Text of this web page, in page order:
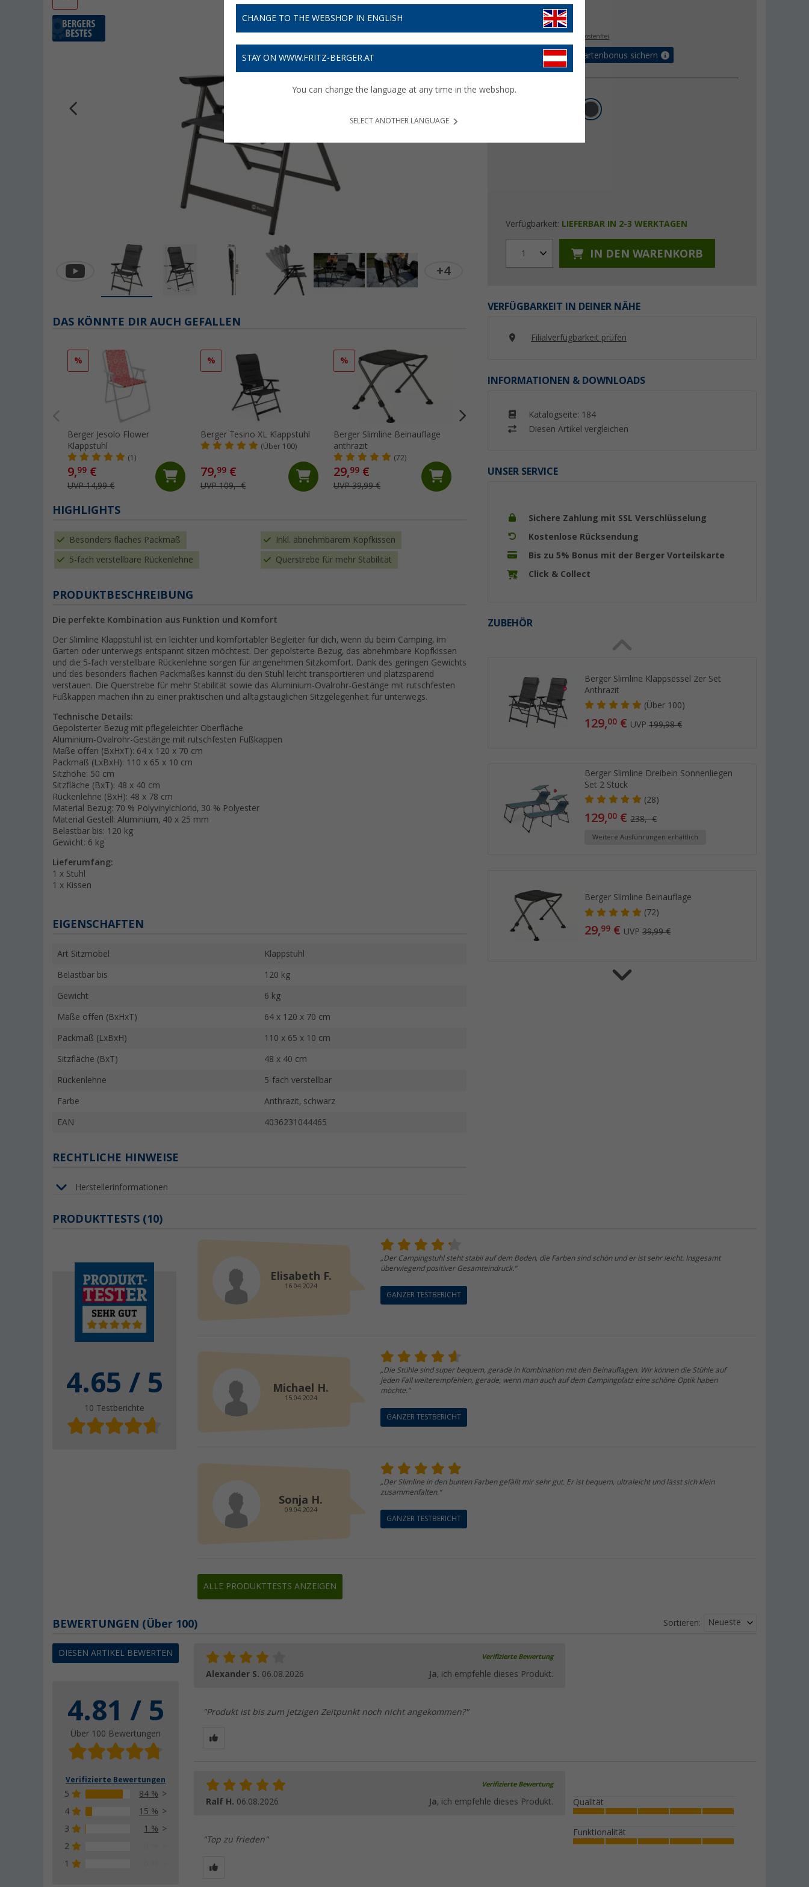
+4
€
versandkostenfrei
Bis zu 5% Vorteilskartenbonus sichern
Farbe
Verfügbarkeit: LIEFERBAR IN 2-3 WERKTAGEN
1 IN DEN WARENKORB
VERFÜGBARKEIT IN DEINER NÄHE
Filialverfügbarkeit prüfen
INFORMATIONEN & DOWNLOADS
Katalogseite: 184
Diesen Artikel vergleichen
UNSER SERVICE
Sichere Zahlung mit SSL Verschlüsselung
Kostenlose Rücksendung
Bis zu 5% Bonus mit der Berger Vorteilskarte
Click & Collect
ZUBEHÖR
Berger Slimline Klappsessel 2er Set
Anthrazit
(Über 100)
129,00 € UVP199,98 €
Berger Slimline Dreibein Sonnenliegen
Set 2 Stück
(28)
129,00 €238,- €
Weitere Ausführungen erhältlich
Berger Slimline Beinauflage
(72)
29,99 € UVP39,99 €
29,99 €UVP49,99 €
DAS KÖNNTE DIR AUCH GEFALLEN
%
Berger Jesolo Flower
Klappstuhl
(1)
9,99 €
UVP 14,99 €
%
Berger Tesino XL Klappstuhl
(Über 100)
79,99 €
UVP 109,- €
%
Berger Slimline Beinauflage
anthrazit
(72)
29,99 €
UVP 39,99 €
Berger Iseo Klapphocker XL
99 €
Berger Siena faltbare
HIGHLIGHTS
Besonders flaches Packmaß Inkl. abnehmbarem Kopfkissen
5-fach verstellbare Rückenlehne Querstrebe für mehr Stabilität
PRODUKTBESCHREIBUNG
Die perfekte Kombination aus Funktion und Komfort
Der Slimline Klappstuhl ist ein leichter und komfortabler Begleiter für dich, wenn du beim Camping, im
Garten oder unterwegs entspannt sitzen möchtest. Der gepolsterte Bezug, das abnehmbare Kopfkissen
und die 5-fach verstellbare Rückenlehne sorgen für angenehmen Sitzkomfort. Dank des geringen Gewichts
und des besonders flachen Packmaßes kannst du den Stuhl leicht transportieren und platzsparend
verstauen. Die Querstrebe für mehr Stabilität sowie das Aluminium-Ovalrohr-Gestänge mit rutschfesten
Fußkappen machen ihn zu einer praktischen und alltagstauglichen Sitzgelegenheit für unterwegs.
Technische Details:
Gepolsterter Bezug mit pflegeleichter Oberfläche
Aluminium-Ovalrohr-Gestänge mit rutschfesten Fußkappen
Maße offen (BxHxT): 64 x 120 x 70 cm
Packmaß (LxBxH): 110 x 65 x 10 cm
Sitzhöhe: 50 cm
Sitzfläche (BxT): 48 x 40 cm
Rückenlehne (BxH): 48 x 78 cm
Material Bezug: 70 % Polyvinylchlorid, 30 % Polyester
Material Gestell: Aluminium, 40 x 25 mm
Belastbar bis: 120 kg
Gewicht: 6 kg
Lieferumfang:
1 x Stuhl
1 x Kissen
EIGENSCHAFTEN
Art Sitzmöbel Klappstuhl
Belastbar bis 120 kg
Gewicht 6 kg
Maße offen (BxHxT) 64 x 120 x 70 cm
Packmaß (LxBxH) 110 x 65 x 10 cm
Sitzfläche (BxT) 48 x 40 cm
Rückenlehne 5-fach verstellbar
Farbe Anthrazit, schwarz
EAN 4036231044465
RECHTLICHE HINWEISE
Herstellerinformationen
PRODUKTTESTS (10)
4.65 / 5
10 Testberichte
Elisabeth F.
16.04.2024
„Der Campingstuhl steht stabil auf dem Boden, die Farben sind schön und er ist sehr leicht. Insgesamt
überwiegend positiver Gesamteindruck.“
GANZER TESTBERICHT
Michael H.
15.04.2024
„Die Stühle sind super bequem, gerade in Kombination mit den Beinauflagen. Wir können die Stühle auf
jeden Fall weiterempfehlen, gerade, wenn man auch auf dem Campingplatz eine schöne Optik haben
möchte.“
GANZER TESTBERICHT
Sonja H.
09.04.2024
„Der Slimline in den bunten Farben gefällt mir sehr gut. Er ist bequem, ultraleicht und lässt sich klein
zusammenfalten.“
GANZER TESTBERICHT
ALLE PRODUKTTESTS ANZEIGEN
BEWERTUNGEN (Über 100)
DIESEN ARTIKEL BEWERTEN
4.81 / 5
Über 100 Bewertungen
Verifizierte Bewertungen
5
84 %
4
15 %
3
1 %
2
1
Sortieren: Neueste
Verifizierte Bewertung
Alexander S. 06.08.2026 Ja, ich empfehle dieses Produkt.
"Produkt ist bis zum jetzigen Zeitpunkt noch nicht angekommen?"
Verifizierte Bewertung
Ralf H. 06.08.2026 Ja, ich empfehle dieses Produkt.
"Top zu frieden"
Qualität
Funktionalität
CHANGE TO THE WEBSHOP IN ENGLISH
STAY ON WWW.FRITZ-BERGER.AT
You can change the language at any time in the webshop.
SELECT ANOTHER LANGUAGE